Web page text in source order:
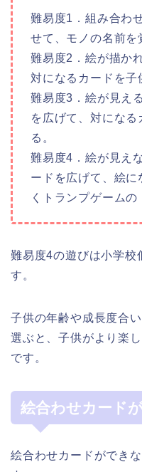
難易度1．組み合わ
せて、モノの名前を
難易度2．絵が描か
対になるカードを子
難易度3．絵が見え
を広げて、対にな
る。
難易度4．絵が見え
ードを広げて、絵
くトランプゲームの
難易度4の遊びは小学校
す。
子供の年齢や成長度合
選ぶと、子供がより楽
です。
絵合わせカード
絵合わせカードができ